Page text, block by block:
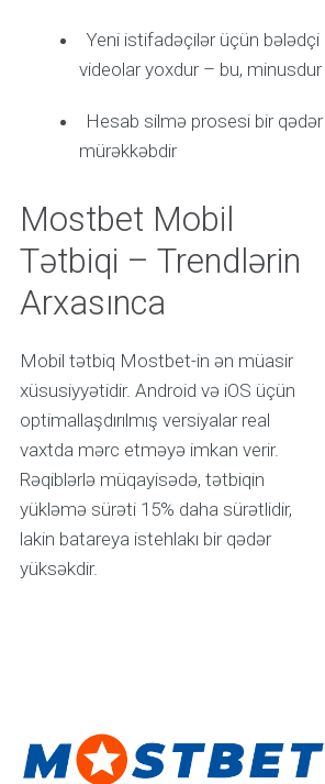
Yeni istifadəçilər üçün bələdçi
videolar yoxdur – bu, minusdur
Hesab silmə prosesi bir qədər
mürəkkəbdir
Mostbet Mobil
Tətbiqi – Trendlərin
Arxasınca
Mobil tətbiq Mostbet-in ən müasir
xüsusiyyətidir. Android və iOS üçün
optimallaşdırılmış versiyalar real
vaxtda mərc etməyə imkan verir.
Rəqiblərlə müqayisədə, tətbiqin
yükləmə sürəti 15% daha sürətlidir,
lakin batareya istehlakı bir qədər
yüksəkdir.